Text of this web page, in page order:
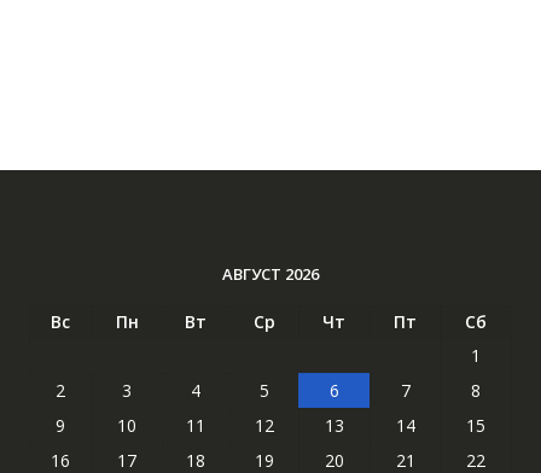
АВГУСТ 2026
Вс Пн Вт Ср Чт Пт
Сб
1
2
3 4 5 6 7
8
9
10 11 12 13 14
15
16
17 18 19 20 21
22